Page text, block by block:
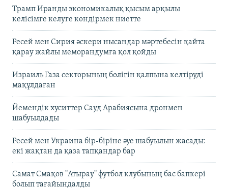
Трамп Иранды экономикалық қысым арқылы
келісімге келуге көндірмек ниетте
Ресей мен Сирия әскери нысандар мәртебесін қайта
қарау жайлы меморандумға қол қойды
Израиль Газа секторының бөлігін қалпына келтіруді
мақұлдаған
Йемендік хуситтер Сауд Арабиясына дронмен
шабуылдады
Ресей мен Украина бір-біріне әуе шабуылын жасады:
екі жақтан да қаза тапқандар бар
Самат Смақов "Атырау" футбол клубының бас бапкері
болып тағайындалды